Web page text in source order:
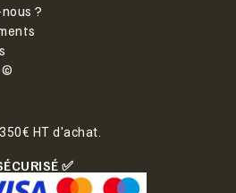
?
HT d'achat.
✅